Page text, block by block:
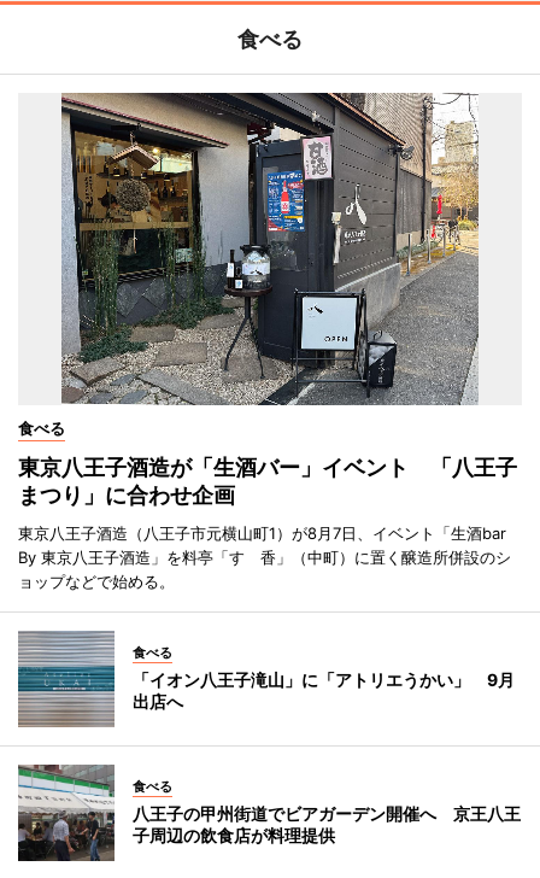
食べる
食べる
東京八王子酒造が「生酒バー」イベント 「八王子
まつり」に合わせ企画
東京八王子酒造（八王子市元横山町1）が8月7日、イベント「生酒bar
By 東京八王子酒造」を料亭「すゞ香」（中町）に置く醸造所併設のシ
ョップなどで始める。
食べる
「イオン八王子滝山」に「アトリエうかい」 9月
出店へ
食べる
八王子の甲州街道でビアガーデン開催へ 京王八王
子周辺の飲食店が料理提供